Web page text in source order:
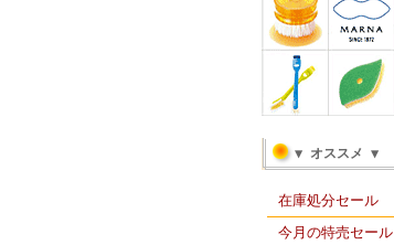
▼ オススメ ▼
在庫処分セール
今月の特売セール